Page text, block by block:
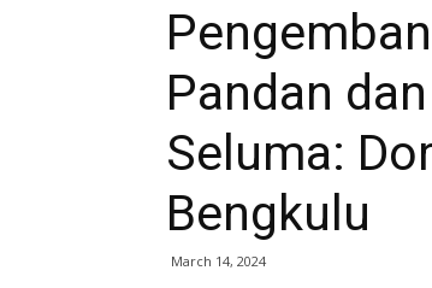
Pandan
Seluma:
Bengkulu
March 14, 2024